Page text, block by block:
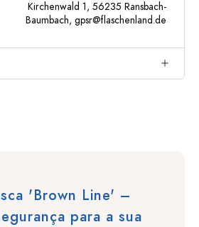
Kirchenwald 1, 56235 Ransbach-
Baumbach, gpsr@flaschenland.de
'Brown Line' –
para a sua